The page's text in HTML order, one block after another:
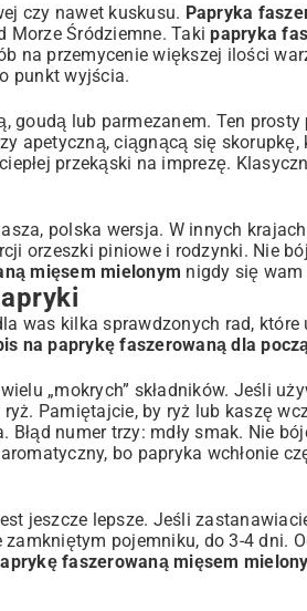
czy nawet kuskusu. Papryka
Morze Śródziemne. Takipapryka
na przemycenie większej ilości
punkt wyjścia.
goudą lub parmezanem. Ten prosty
apetyczną, ciągnącą się skorupkę,
ciepłej przekąski na imprezę.
polska wersja. W innych krajach
orzeszki piniowe i rodzynki. Nie
mięsem mielonym nigdy się wam
was kilka sprawdzonych rad, które
na paprykę faszerowaną dla
„mokrych” składników. Jeśli
Pamiętajcie, by ryż lub kaszę
numer trzy: mdły smak. Nie
bo papryka wchłonie
jeszcze lepsze. Jeśli
pojemniku, do 3-4 dni.
faszerowaną mięsem